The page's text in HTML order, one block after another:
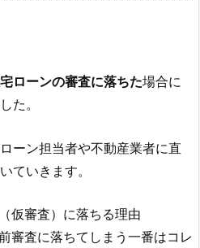
ローンの審査に落ちた場合に
た。
ーン担当者や不動産業者に直
ていきます。
仮審査）に落ちる理由
審査に落ちてしまう一番はコレ